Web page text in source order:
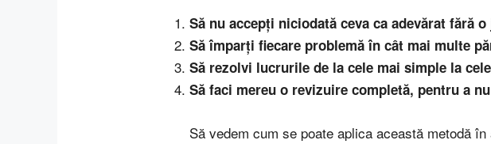
Să nu accepți niciodată ceva ca adevărat fără
Să împarți fiecare problemă în cât mai multe
Să rezolvi lucrurile de la cele mai simple la
Să faci mereu o revizuire completă, pentru a
Să vedem cum se poate aplica această metodă